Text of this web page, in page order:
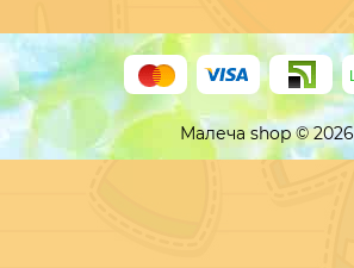
Малеча shop © 2026